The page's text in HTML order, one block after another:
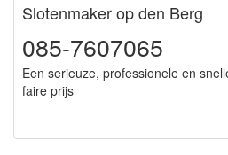
Slotenmaker op den Berg
085-7607065
Een serieuze, professionele en
faire prijs